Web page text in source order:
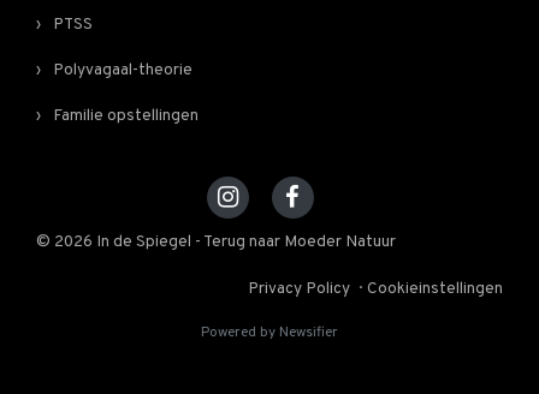
PTSS
Polyvagaal-theorie
Familie opstellingen
© 2026 In de Spiegel - Terug naar Moeder Natuur
Privacy Policy Cookieinstellingen
Powered by Newsifier